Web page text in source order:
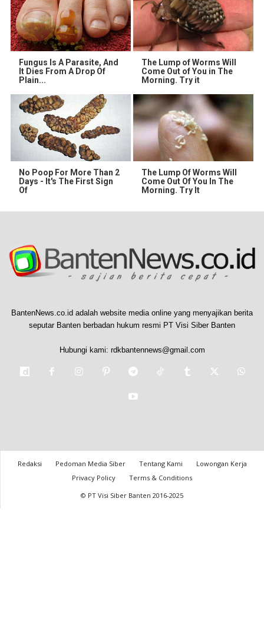
Fungus Is A Parasite, And
It Dies From A Drop Of
Plain...
The Lump of Worms Will
Come Out of You in The
Morning. Try it
No Poop For More Than 2
Days - It's The First Sign
Of
The Lump Of Worms Will
Come Out Of You In The
Morning. Try It
BantenNews.co.id adalah website media online yang menyajikan berita
seputar Banten berbadan hukum resmi PT Visi Siber Banten
Hubungi kami: rdkbantennews@gmail.com
Redaksi Pedoman Media Siber Tentang Kami
Lowongan Kerja
Privacy Policy
Terms & Conditions
© PT Visi Siber Banten 2016-2025